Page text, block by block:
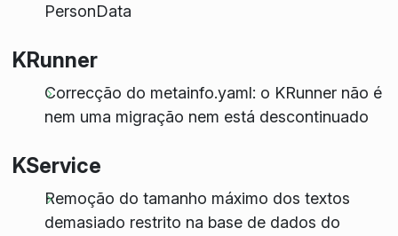
PersonData
KRunner
Correcção do metainfo.yaml: o KRunner não é
nem uma migração nem está descontinuado
KService
Remoção do tamanho máximo dos textos
demasiado restrito na base de dados do